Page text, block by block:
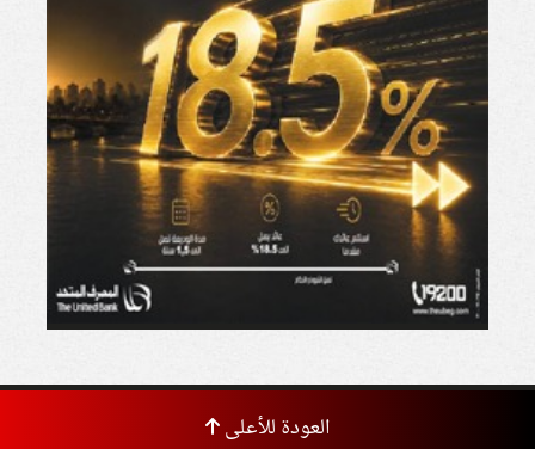
العودة للأعلى